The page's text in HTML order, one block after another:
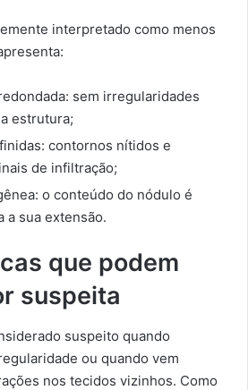
interpretado como menos
sem irregularidades
estrutura;
contornos nítidos e
de infiltração;
o conteúdo do nódulo é
a sua extensão.
que podem
suspeita
suspeito quando
ou quando vem
nos tecidos vizinhos. Como